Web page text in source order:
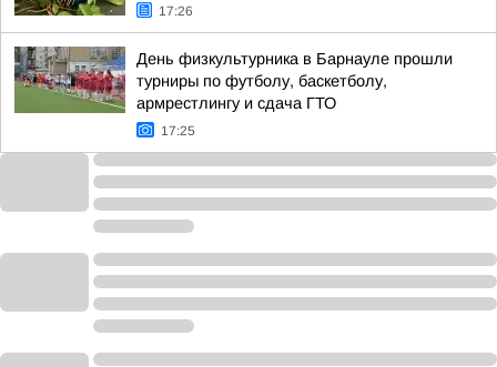
17:26
День физкультурника в Барнауле прошли
турниры по футболу, баскетболу,
армрестлингу и сдача ГТО
17:25